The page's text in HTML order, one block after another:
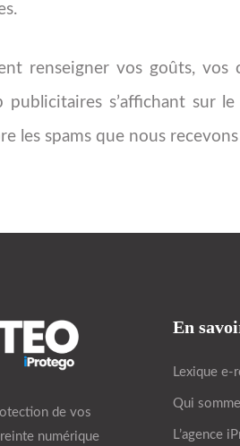
renseigner vos goûts, vos
publicitaires s’affichant sur
les spams que nous
de vos
numérique
En
Lexique e-
Qui
L’agence